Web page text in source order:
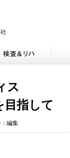
ス
目指して
編集